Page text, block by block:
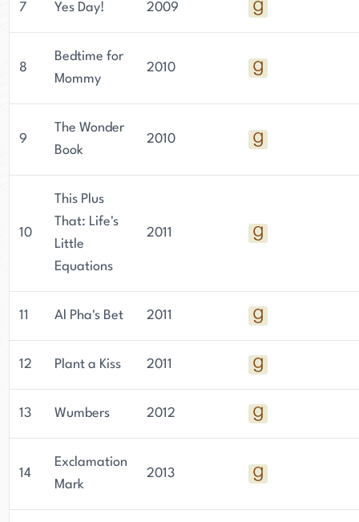
7 Yes Day! 2009
8
Bedtime for
Mommy
2010
9
The Wonder
Book
2010
10
This Plus
That: Life's
Little
Equations
2011
11 Al Pha's Bet 2011
12 Plant a Kiss 2011
13 Wumbers 2012
14
Exclamation
Mark
2013